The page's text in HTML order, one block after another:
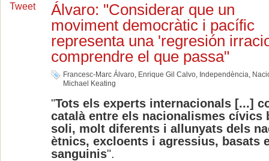
Tweet
Álvaro: "Considerar que un
moviment democràtic i pacífic
representa una 'regresión
comprendre el que passa"
Francesc-Marc Álvaro, Enrique Gil Calvo, Independència,
Michael Keating
"Tots els experts internacionals [...]
català entre els nacionalismes cívics
soli, molt diferents i allunyats dels
ètnics, excloents i agressius, basats
sanguinis".